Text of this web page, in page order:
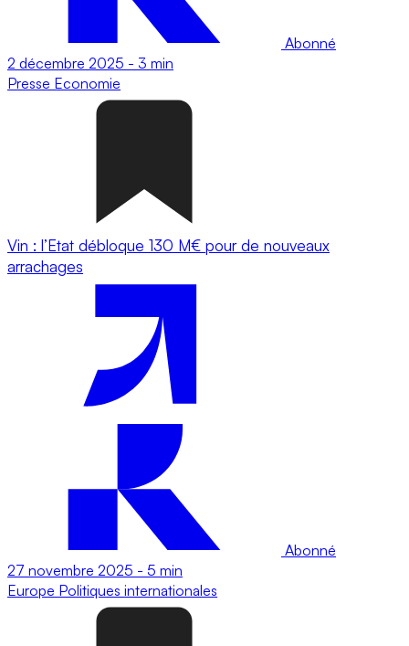
Abonné
2 décembre 2025 - 3 min
Presse Economie
Vin : l’Etat débloque 130 M€ pour de nouveaux
arrachages
Abonné
27 novembre 2025 - 5 min
Europe Politiques internationales